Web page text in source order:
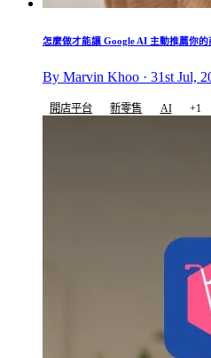
怎麼做才能讓 Google AI 主動推薦你的
By Marvin Khoo · 31st Jul,
開店平台 新零售 AI +1